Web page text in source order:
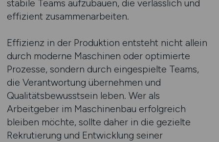
stabile Teams aufzubauen, die verlässlich und
effizient zusammenarbeiten.
Effizienz in der Produktion entsteht nicht allein
durch moderne Maschinen oder optimierte
Prozesse, sondern durch eingespielte Teams,
die Verantwortung übernehmen und
Qualitätsbewusstsein leben. Wer als
Arbeitgeber im Maschinenbau erfolgreich
bleiben möchte, sollte daher in die gezielte
Rekrutierung und Entwicklung seiner